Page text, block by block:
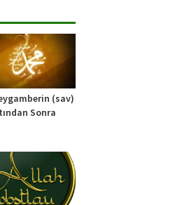
(sav)
Sonra